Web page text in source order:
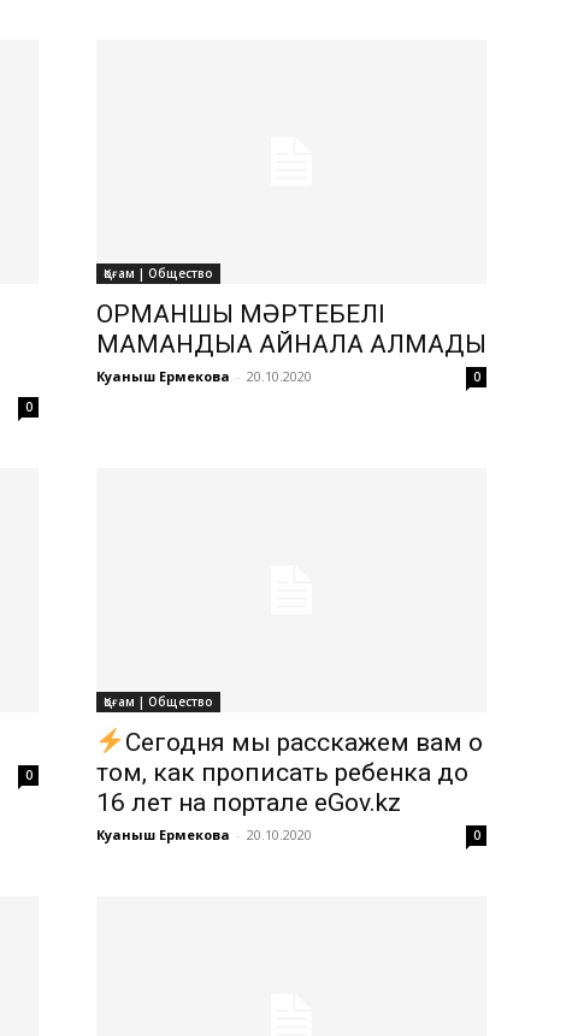
0
Қоғам | Общество
ОРМАНШЫ МӘРТЕБЕЛІ
МАМАНДЫҚҚА АЙНАЛА АЛМАДЫ
Куаныш Ермекова - 20.10.2020 0
0
Қоғам | Общество
Сегодня мы расскажем вам о
том, как прописать ребенка до
16 лет на портале eGov.kz
Куаныш Ермекова - 20.10.2020 0